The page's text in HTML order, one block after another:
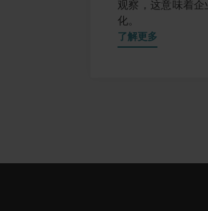
观察，这意味着
化。
了解更多